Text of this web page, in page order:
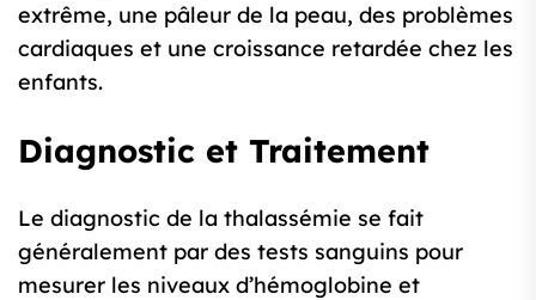
extrême, une pâleur de la peau, des problèmes
cardiaques et une croissance retardée chez les
enfants.
Diagnostic et Traitement
Le diagnostic de la thalassémie se fait
généralement par des tests sanguins pour
mesurer les niveaux d’hémoglobine et